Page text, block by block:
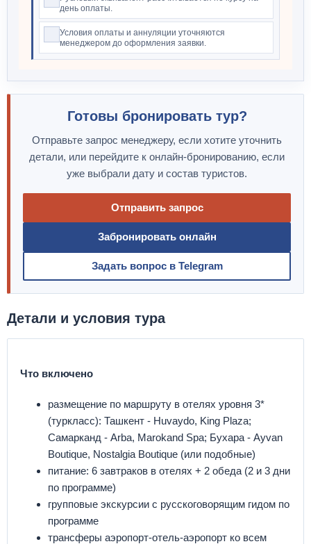
день оплаты.
Условия оплаты и аннуляции уточняются
менеджером до оформления заявки.
Готовы бронировать тур?
Отправьте запрос менеджеру, если хотите уточнить
детали, или перейдите к онлайн-бронированию, если
уже выбрали дату и состав туристов.
Отправить запрос
Забронировать онлайн
Задать вопрос в Telegram
Детали и условия тура
Что включено
размещение по маршруту в отелях уровня 3*
(туркласс): Ташкент - Huvaydo, King Plaza;
Самарканд - Arba, Marokand Spa; Бухара - Ayvan
Boutique, Nostalgia Boutique (или подобные)
питание: 6 завтраков в отелях + 2 обеда (2 и 3 дни
по программе)
групповые экскурсии с русскоговорящим гидом по
программе
трансферы аэропорт-отель-аэропорт ко всем